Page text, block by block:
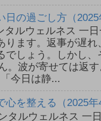
日の過ごし方（
タルウェルネス 一
ります。返事が遅
でしょう。しかし
。波が寄せては返
今日は静...
心を整える（2025
タルウェルネス